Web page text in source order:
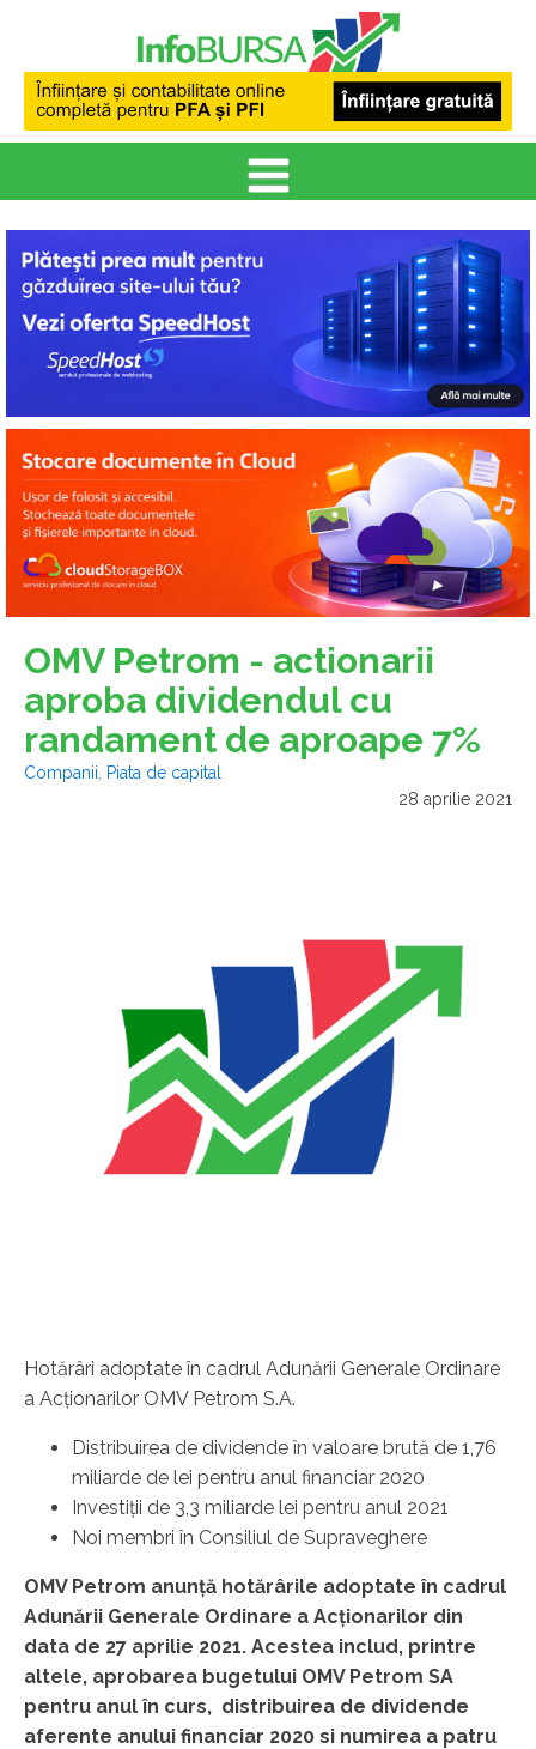
OMV Petrom - actionarii
aproba dividendul cu
randament de aproape 7%
Companii
Piata de capital
28 aprilie 2021
Hotărâri adoptate în cadrul Adunării Generale Ordinare
a Acționarilor OMV Petrom S.A.
Distribuirea de dividende în valoare brută de 1,76
miliarde de lei pentru anul financiar 2020
Investiții de 3,3 miliarde lei pentru anul 2021
Noi membri în Consiliul de Supraveghere
OMV Petrom anunță hotărârile adoptate în cadrul
Adunării Generale Ordinare a Acționarilor din
data de 27 aprilie 2021. Acestea includ, printre
altele, aprobarea bugetului OMV Petrom SA
pentru anul în curs, distribuirea de dividende
aferente anului financiar 2020 si numirea a patru